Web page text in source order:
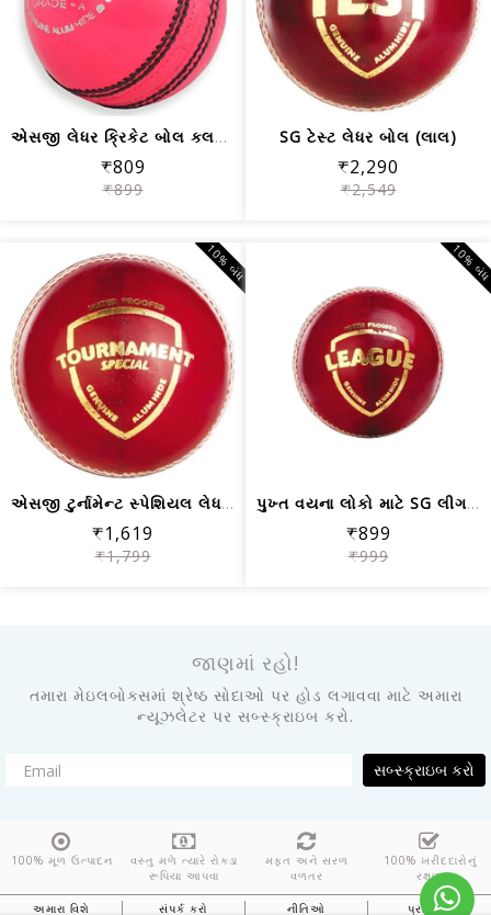
એસજી લેધર ક્રિકેટ બોલ ક્લબ, પિંક
₹809
₹899
SG ટેસ્ટ લેધર બોલ (લાલ)
₹2,290
₹2,549
એસજી ટુર્નામેન્ટ સ્પેશિયલ લેધર બોલ
₹1,619
₹1,799
10% બંધ
પુખ્ત વયના લોકો માટે SG લીગ ક્રિકેટ બ...
₹899
₹999
10%
જાણમાં રહો!
તમારા મેઇલબોક્સમાં શ્રેષ્ઠ સોદાઓ પર હોડ લગાવવા માટે અમારા
ન્યૂઝલેટર પર સબ્સ્ક્રાઇબ કરો.
સબ્સ્ક્રાઇબ કરો
100% મૂળ ઉત્પાદન
વસ્તુ મળે ત્યારે રોકડા
રૂપિયા આપવા
મફત અને સરળ
વળતર
100% ખરીદદારોનું
રક્ષણ
અમારા વિશે સંપર્ક કરો નીતિઓ પ્રતિભાવ